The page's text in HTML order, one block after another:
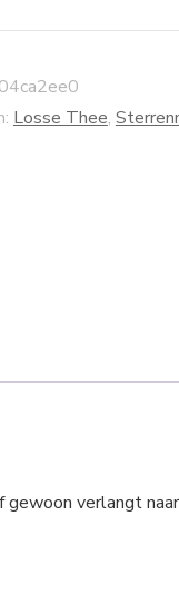
Losse Thee,
verlangt